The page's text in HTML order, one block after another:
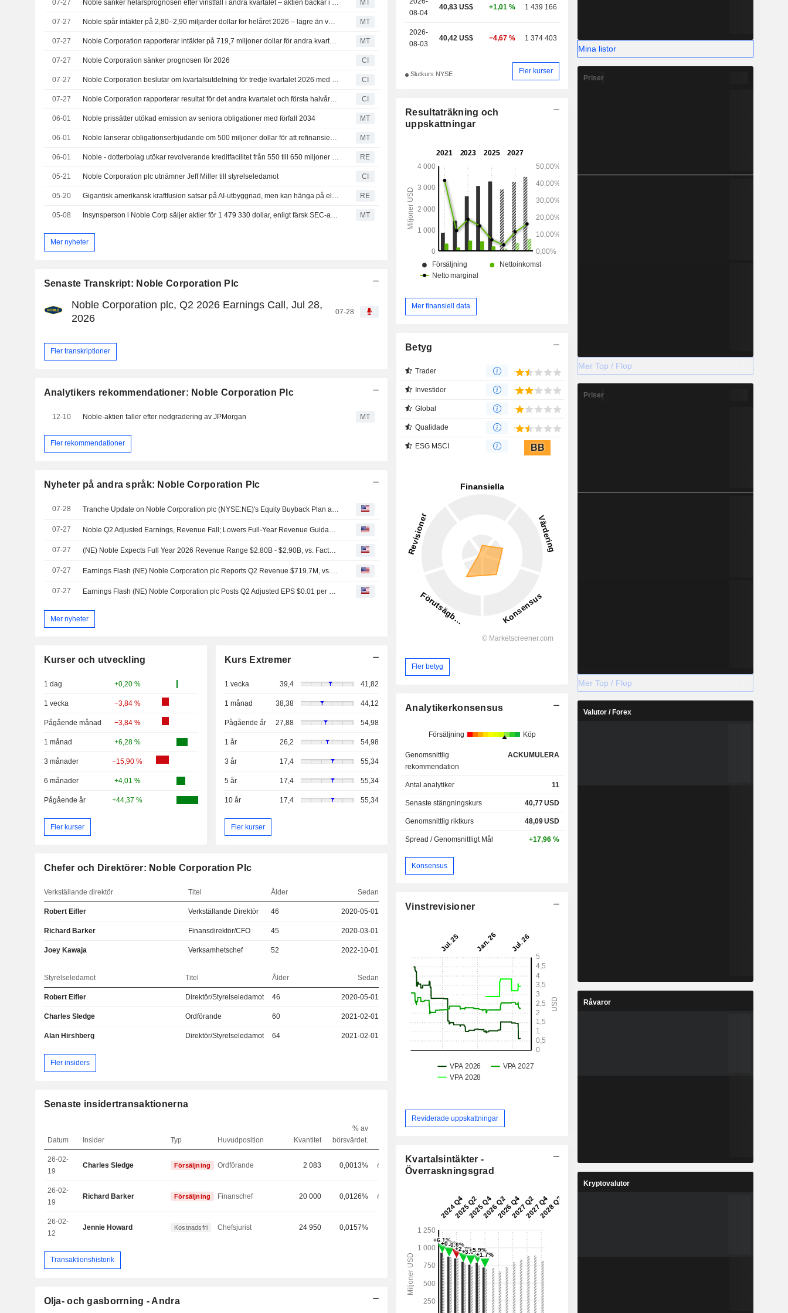
07-27 Noble sänker helårsprognosen efter vinstfall i andra kvartalet – aktien backar i efterhandeln MT
07-27 Noble spår intäkter på 2,80–2,90 miljarder dollar för helåret 2026 – lägre än väntat MT
07-27 Noble Corporation rapporterar intäkter på 719,7 miljoner dollar för andra kvartalet – slår analytikernas förväntningar MT
07-27 Noble Corporation sänker prognosen för 2026 CI
07-27 Noble Corporation beslutar om kvartalsutdelning för tredje kvartalet 2026 med utbetalning den 24 september CI
07-27 Noble Corporation rapporterar resultat för det andra kvartalet och första halvåret 2026 CI
06-01 Noble prissätter utökad emission av seniora obligationer med förfall 2034 MT
06-01 Noble lanserar obligationserbjudande om 500 miljoner dollar för att refinansiera skulder MT
06-01 Noble - dotterbolag utökar revolverande kreditfacilitet från 550 till 650 miljoner dollar - SEC-arkivering RE
05-21 Noble Corporation plc utnämner Jeff Miller till styrelseledamot CI
05-20 Gigantisk amerikansk kraftfusion satsar på AI-utbyggnad, men kan hänga på elräkningarna RE
05-08 Insynsperson i Noble Corp säljer aktier för 1 479 330 dollar, enligt färsk SEC-anmälan MT
Mer nyheter
Senaste Transkript: Noble Corporation Plc
Noble Corporation plc, Q2 2026 Earnings Call, Jul 28,
2026
07-28
Fler transkriptioner
Analytikers rekommendationer: Noble Corporation Plc
12-10 Noble-aktien faller efter nedgradering av JPMorgan MT
Fler rekommendationer
Nyheter på andra språk: Noble Corporation Plc
07-28 Tranche Update on Noble Corporation plc (NYSE:NE)'s Equity Buyback Plan announced on November 5, 2024.
07-27 Noble Q2 Adjusted Earnings, Revenue Fall; Lowers Full-Year Revenue Guidance -- Shares Down After-Hours
07-27 (NE) Noble Expects Full Year 2026 Revenue Range $2.80B - $2.90B, vs. FactSet Est of $2.94B
07-27 Earnings Flash (NE) Noble Corporation plc Reports Q2 Revenue $719.7M, vs. FactSet Est of $698.0M
07-27 Earnings Flash (NE) Noble Corporation plc Posts Q2 Adjusted EPS $0.01 per Share
Mer nyheter
Kurser och utveckling
1 dag +0,20 %
1 vecka −3,84 %
Pågående månad −3,84 %
1 månad +6,28 %
3 månader −15,90 %
6 månader +4,01 %
Pågående år +44,37 %
Fler kurser
Kurs Extremer
1 vecka 39,4 41,82
1 månad 38,38 44,12
Pågående år 27,88 54,98
1 år 26,2 54,98
3 år 17,4 55,34
5 år 17,4 55,34
10 år 17,4 55,34
Fler kurser
Chefer och Direktörer: Noble Corporation Plc
Verkställande direktör Titel Ålder Sedan
Robert Eifler Verkställande Direktör 46 2020-05-01
Richard Barker Finansdirektör/CFO 45 2020-03-01
Joey Kawaja Verksamhetschef 52 2022-10-01
Styrelseledamot Titel Ålder Sedan
Robert Eifler Direktör/Styrelseledamot 46 2020-05-01
Charles Sledge Ordförande 60 2021-02-01
Alan Hirshberg Direktör/Styrelseledamot 64 2021-02-01
Fler insiders
Senaste insidertransaktionerna
Datum Insider Typ Huvudposition Kvantitet
% av
börsvärdet.
26-02-
19
Charles Sledge Försäljning Ordförande 2 083 0,0013%
26-02-
19
Richard Barker Försäljning Finanschef 20 000 0,0126%
26-02-
12
Jennie Howard Kostnadsfri Chefsjurist 24 950 0,0157%
Transaktionshistorik
Olja- och gasborrning - Andra
08-04
40,83 US$ +1,01 % 1 439 166
2026-
08-03
40,42 US$ −4,67 % 1 374 403
Slutkurs NYSE Fler kurser
Resultaträkning och
uppskattningar
Mer finansiell data
Betyg
Trader
Investidor
Global
Qualidade
ESG MSCI BB
Fler betyg
Analytikerkonsensus
Försäljning Köp
Genomsnittlig
rekommendation
ACKUMULERA
Antal analytiker 11
Senaste stängningskurs 40,77USD
Genomsnittlig riktkurs 48,09USD
Spread / Genomsnittligt Mål +17,96 %
Konsensus
Vinstrevisioner
Reviderade uppskattningar
Kvartalsintäkter -
Överraskningsgrad
Mina listor
Priser
Mer Top / Flop
Priser
Mer Top / Flop
Valutor / Forex
Råvaror
Kryptovalutor